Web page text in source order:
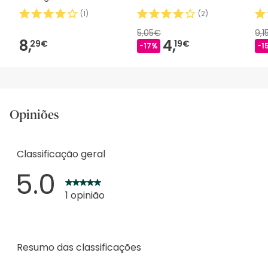
2m 1 peça
(1)
8,29€
(2)
5,05€
-17% 4,19€ -
Opiniões
Resumo das classificações
Classificação geral
5.0 1 opinião